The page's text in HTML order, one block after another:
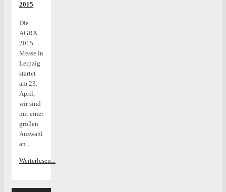
2015
Die
AGRA
2015
Messe in
Leipzig
startet
am 23.
April,
wir sind
mit einer
großen
Auswahl
an...
Weiterlesen...